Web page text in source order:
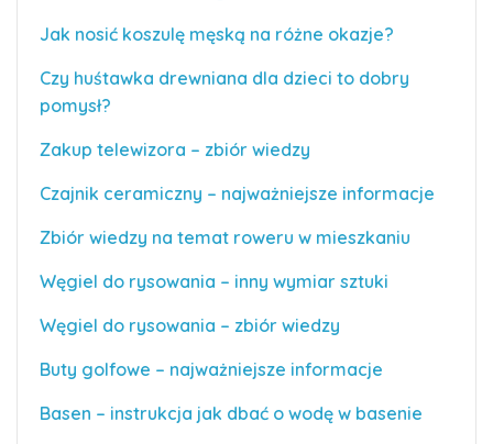
Jak nosić koszulę męską na różne okazje?
Czy huśtawka drewniana dla dzieci to dobry
pomysł?
Zakup telewizora – zbiór wiedzy
Czajnik ceramiczny – najważniejsze informacje
Zbiór wiedzy na temat roweru w mieszkaniu
Węgiel do rysowania – inny wymiar sztuki
Węgiel do rysowania – zbiór wiedzy
Buty golfowe – najważniejsze informacje
Basen – instrukcja jak dbać o wodę w basenie